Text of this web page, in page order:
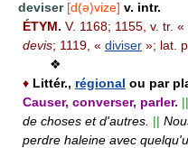
deviser [d(ə)vize] v. intr.
ÉTYM. V. 1168; 1155, v. tr.
devis; 1119, « diviser »; lat.
❖
♦ Littér., régional ou par
Causer, converser, parler. ||
de choses et d'autres. ||
perdre haleine avec